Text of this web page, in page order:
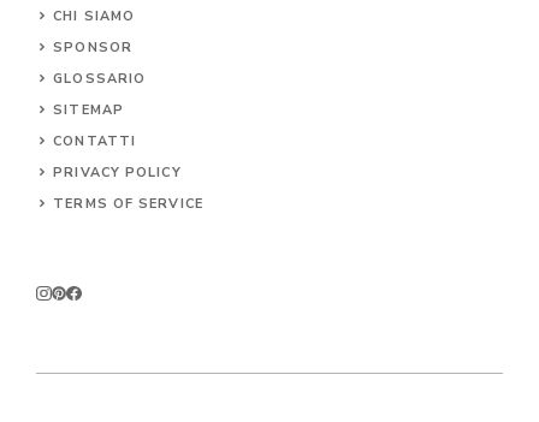
CHI SIAMO
SPONSOR
GLOSSARIO
SITEMAP
CONTATTI
PRIVACY POLICY
TERMS OF SERVICE